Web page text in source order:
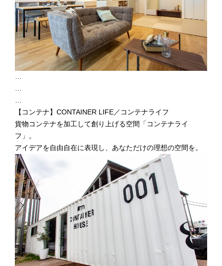
…
…
…
【コンテナ】CONTAINER LIFE／コンテナライフ
貨物コンテナを加工して創り上げる空間「コンテナライ
フ」。
アイデアを自由自在に表現し、あなただけの理想の空間を。